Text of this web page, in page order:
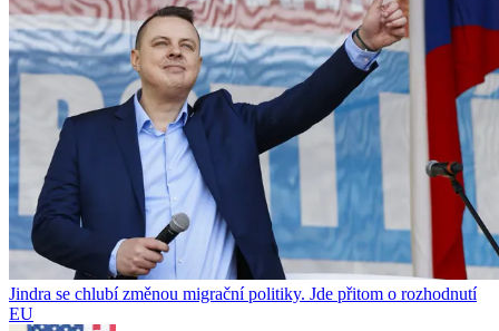
Jindra se chlubí změnou migrační politiky. Jde přitom o rozhodnutí
EU